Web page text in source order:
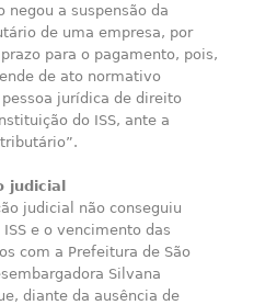
negou a suspensão da
de uma empresa, por
para o pagamento, pois,
de ato normativo
jurídica de direito
do ISS, ante a
judicial
judicial não conseguiu
e o vencimento das
com a Prefeitura de São
Silvana
diante da ausência de